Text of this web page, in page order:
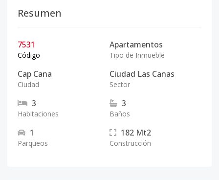
Resumen
7531
Código
Apartamentos
Tipo de Inmueble
Cap Cana
Ciudad
Ciudad Las Canas
Sector
3
Habitaciones
3
Baños
1
Parqueos
182 Mt2
Construcción